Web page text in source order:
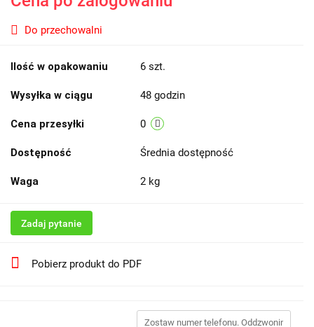
Do przechowalni
Ilość w opakowaniu 6 szt.
Wysyłka w ciągu 48 godzin
Cena przesyłki 0
Dostępność Średnia dostępność
Waga 2 kg
Zadaj pytanie
Pobierz produkt do PDF